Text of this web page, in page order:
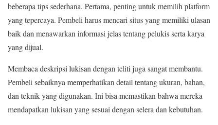
beberapa tips sederhana. Pertama, penting untuk memilih platform
yang tepercaya. Pembeli harus mencari situs yang memiliki ulasan
baik dan menawarkan informasi jelas tentang pelukis serta karya
yang dijual.
Membaca deskripsi lukisan dengan teliti juga sangat membantu.
Pembeli sebaiknya memperhatikan detail tentang ukuran, bahan,
dan teknik yang digunakan. Ini bisa memastikan bahwa mereka
mendapatkan lukisan yang sesuai dengan selera dan kebutuhan.